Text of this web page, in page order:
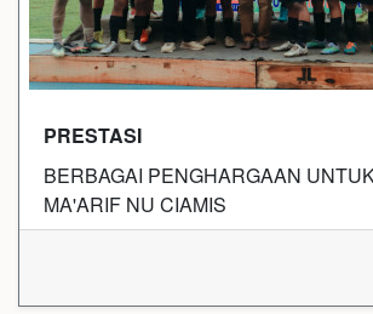
PRESTASI
BERBAGAI PENGHARGAAN
MA'ARIF NU CIAMIS